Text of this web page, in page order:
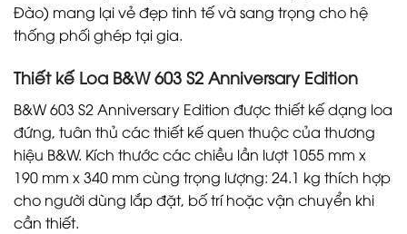
Đào) mang lại vẻ đẹp tinh tế và sang trọng cho hệ
thống phối ghép tại gia.
Thiết kế Loa B&W 603 S2 Anniversary Edition
B&W 603 S2 Anniversary Edition được thiết kế dạng loa
đứng, tuân thủ các thiết kế quen thuộc của thương
hiệu B&W. Kích thước các chiều lần lượt 1055 mm x
190 mm x 340 mm cùng trọng lượng: 24.1 kg thích hợp
cho người dùng lắp đặt, bố trí hoặc vận chuyển khi
cần thiết.